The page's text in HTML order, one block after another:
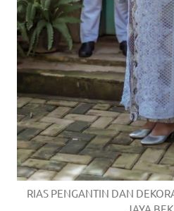
RIAS PENGANTIN DAN